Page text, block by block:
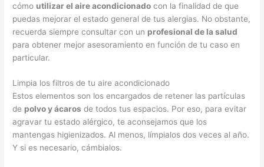
cómo utilizar el aire acondicionado con la finalidad de que
puedas mejorar el estado general de tus alergias. No obstante,
recuerda siempre consultar con un profesional de la salud
para obtener mejor asesoramiento en función de tu caso en
particular.
Limpia los filtros de tu aire acondicionado
Estos elementos son los encargados de retener las partículas
de polvo y ácaros de todos tus espacios. Por eso, para evitar
agravar tu estado alérgico, te aconsejamos que los
mantengas higienizados. Al menos, límpialos dos veces al año.
Y si es necesario, cámbialos.